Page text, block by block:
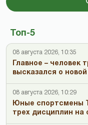
Топ-5
08 августа 2026, 10:35
Главное – человек
высказался о
08 августа 2026, 10:29
Юные спортсмены
трех дисциплин на